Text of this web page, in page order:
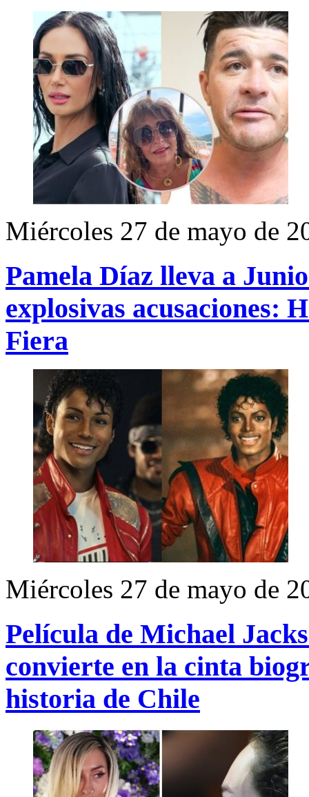
Miércoles 27 de mayo de
Pamela Díaz lleva a
explosivas acusaciones:
Fiera
Miércoles 27 de mayo de
Película de Michael
convierte en la cinta
historia de Chile